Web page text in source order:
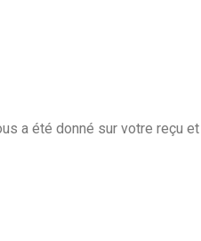
a été donné sur votre reçu